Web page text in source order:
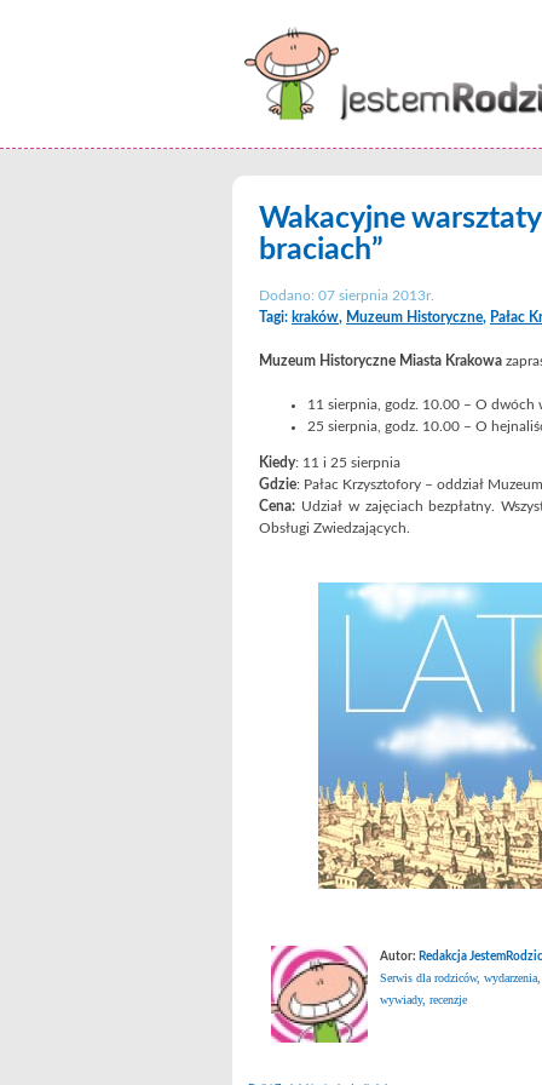
Wakacyjne
braciach”
Dodano: 07 sierpnia 2013r.
Tagi: kraków, Muzeum Historyczne, Pałac
Muzeum Historyczne Miasta Krakowa
11 sierpnia, godz. 10.00 – O dwóch
25 sierpnia, godz. 10.00 – O
Kiedy: 11 i 25 sierpnia
Gdzie: Pałac Krzysztofory – oddział
Cena: Udział w zajęciach bezpłatny.
Obsługi Zwiedzających.
Autor: Redakcja
Serwis dla rodziców, wydarzenia,
wywiady, recenzje